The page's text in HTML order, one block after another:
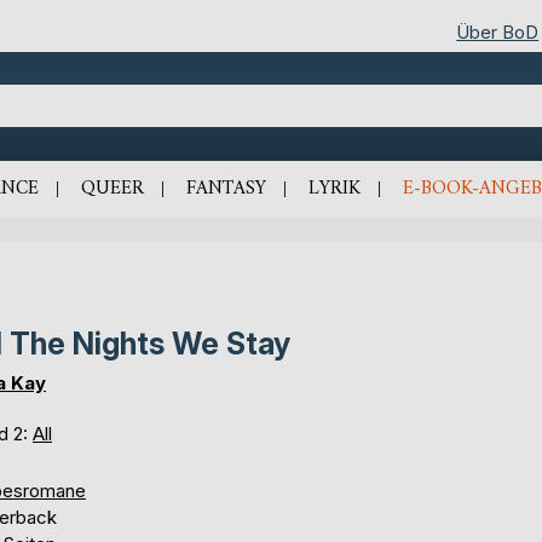
Über BoD
QUEER FANTASY LYRIK E-BOOK-
The Nights We Stay
Kay
2: All